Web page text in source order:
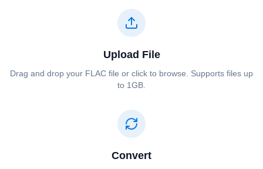
Upload File
Drag and drop your ⁦⁦FLAC⁩⁩ file or click to browse. Supports files up
to 1GB.
Convert